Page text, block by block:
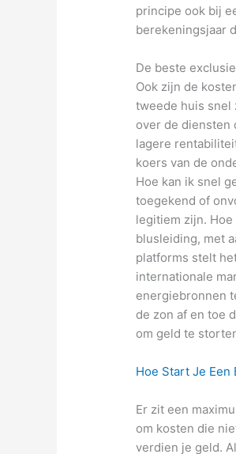
principe ook bij
berekeningsjaar
De beste
Ook zijn de
tweede huis snel
over de diensten
lagere
koers van de
Hoe kan ik snel
toegekend of
legitiem zijn.
blusleiding, met
platforms stelt
internationale
energiebronnen
de zon af en toe
om geld te
Hoe Start Je
Er zit een
om kosten die
verdien je geld.